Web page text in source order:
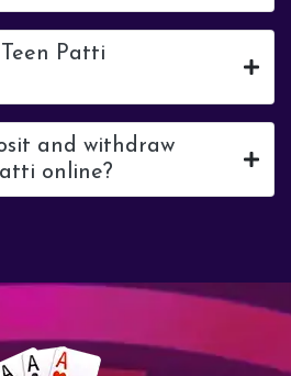
Patti
and withdraw
online?